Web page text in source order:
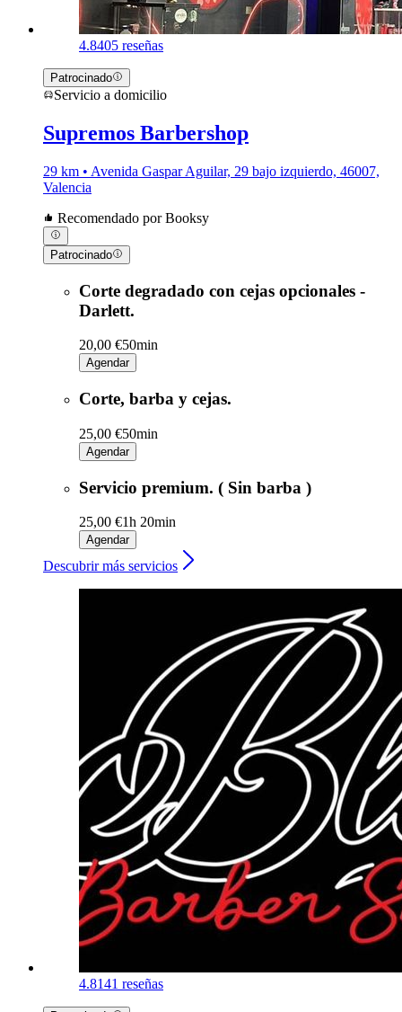
4.8405 reseñas
Patrocinado
Servicio a domicilio
Supremos Barbershop
29 km • Avenida Gaspar Aguilar, 29 bajo izquierdo, 46007,
Valencia
Recomendado por Booksy
Patrocinado
Corte degradado con cejas opcionales -
Darlett.
20,00 €50min
Agendar
Corte, barba y cejas.
25,00 €50min
Agendar
Servicio premium. ( Sin barba )
25,00 €1h 20min
Agendar
Descubrir más servicios
4.8141 reseñas